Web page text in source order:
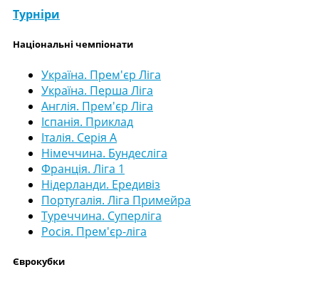
Турніри
Національні чемпіонати
Україна. Прем'єр Ліга
Україна. Перша Ліга
Англія. Прем'єр Ліга
Іспанія. Приклад
Італія. Серія А
Німеччина. Бундесліга
Франція. Ліга 1
Нідерланди. Ередивіз
Португалія. Ліга Примейра
Туреччина. Суперліга
Росія. Прем'єр-ліга
Єврокубки